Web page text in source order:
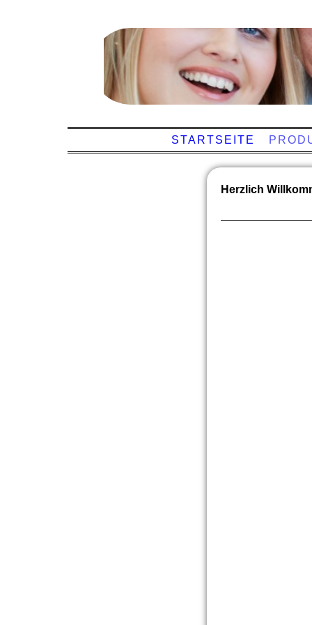
STARTSEITE
Herzlich